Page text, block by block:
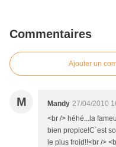
Commentaires
Ajouter un
M Mandy 27/04/2010
<br /> héhé...la
bien propice!C´est
le plus froid!!<br />